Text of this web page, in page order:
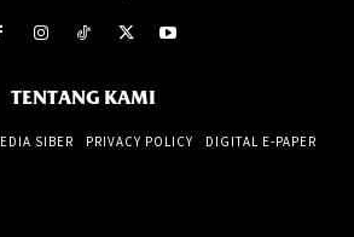
TENTANG KAMI
SIBER PRIVACY POLICY DIGITAL E-PAPER